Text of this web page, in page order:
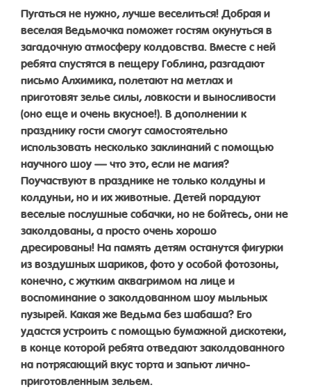
Пугаться не нужно, лучше веселиться! Добрая и
веселая Ведьмочка поможет гостям окунуться в
загадочную атмосферу колдовства. Вместе с ней
ребята спустятся в пещеру Гоблина, разгадают
письмо Алхимика, полетают на метлах и
приготовят зелье силы, ловкости и выносливости
(оно еще и очень вкусное!). В дополнении к
празднику гости смогут самостоятельно
использовать несколько заклинаний с помощью
научного шоу — что это, если не магия?
Поучаствуют в празднике не только колдуны и
колдуньи, но и их животные. Детей порадуют
веселые послушные собачки, но не бойтесь, они не
заколдованы, а просто очень хорошо
дресированы! На память детям останутся фигурки
из воздушных шариков, фото у особой фотозоны,
конечно, с жутким аквагримом на лице и
воспоминание о заколдованном шоу мыльных
пузырей. Какая же Ведьма без шабаша? Его
удастся устроить с помощью бумажной дискотеки,
в конце которой ребята отведают заколдованного
на потрясающий вкус торта и запьют лично-
приготовленным зельем.